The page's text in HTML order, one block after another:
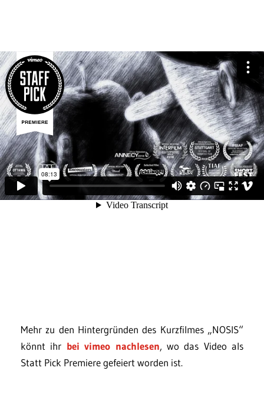
Mehr zu den Hintergründen des Kurzfilmes „NOSIS“
könnt ihr bei vimeo nachlesen, wo das Video als
Statt Pick Premiere gefeiert worden ist.